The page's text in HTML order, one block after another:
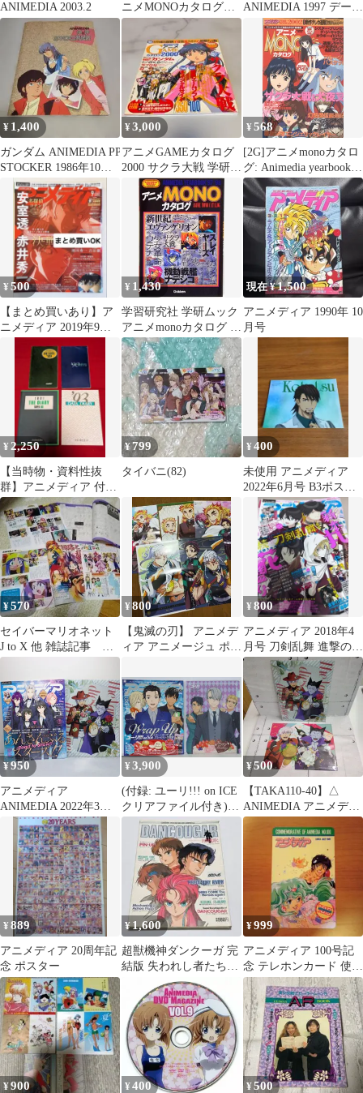
ANIMEDIA 2003.2
ニメMONOカタログ
DVDなし
ANIMEDIA 1997 データ
ブック
¥ 1,400
ガンダム ANIMEDIA PP
STOCKER 1986年10月
号第1付録
¥3,000
アニメGAMEカタログ
2000 サクラ大戦 学研
ANIMEDIA 美本
¥568
[2G]アニメmonoカタロ
グ: Animedia yearbook
(2002) (Gakken Mook)
¥500
【まとめ買いあり】ア
ニメディア 2019年9月
¥ 1,430
学習研究社 学研ムック
アニメmonoカタログ 97
ー98 Animedia yearbook
現在 ¥1,500
アニメディア 1990年 10
月号
¥ 2,250
【当時物・資料性抜
群】アニメディア 付録
手帳 4冊セット
¥799
タイバニ(82)
¥400
未使用 アニメディア
2022年6月号 B3ポスタ
ー TIGER&BUNNY 2
¥570
セイバーマリオネット
J to X 他 雑誌記事 ま
とめ売り
¥800
【鬼滅の刃】 アニメデ
ィア アニメージュ ポス
切り抜き
¥800
アニメディア 2018年4
月号 刀剣乱舞 進撃の巨
人
¥950
アニメディア
ANIMEDIA 2022年3月
号 付録:クリアファイル
(吸血鬼すぐ死ぬ) & ポ
スター(TVアニメ ポケ
ットモンスター/時光代
理人-LINK CLICK-)
¥3,900
(付録: ユーリ!!! on ICE
クリアファイル付き)
アニメディア
DELUXE+(プラス)
Vol.3 - Animedia
Deluxe+ (Yuri on Ice &
Others) Illustration Book
W/Clear File
¥500
【TAKA110-40】△
ANIMEDIA アニメディ
ア ｢吸血鬼すぐ死ぬ ト
ラルク&ロナルド A4 ク
リアファイル｣ 2枚セッ
¥889
アニメディア 20周年記
念 ポスター
¥1,600
超獣機神ダンクーガ 完
結版 失われし者たちへ
の 鎮魂歌
¥999
アニメディア 100号記
念 テレホンカード 使用
済み
¥900 ¥400 ¥500